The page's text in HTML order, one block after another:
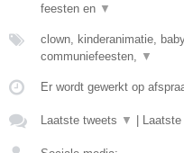
feesten en ▼
clown, kinderanimatie,
communiefeesten, ▼
Er wordt gewerkt op
Laatste tweets ▼